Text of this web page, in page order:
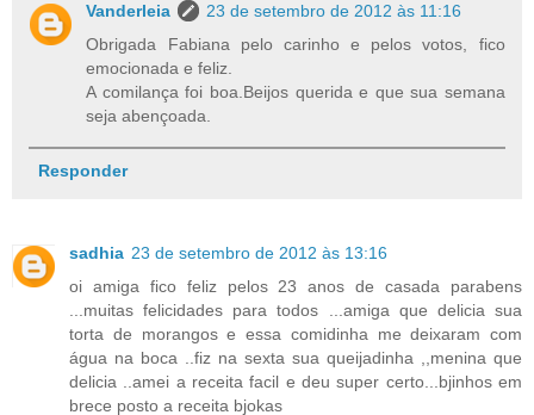
Vanderleia
23 de setembro de 2012 às 11:16
Obrigada Fabiana pelo carinho e pelos votos, fico
emocionada e feliz.
A comilança foi boa.Beijos querida e que sua semana
seja abençoada.
Responder
sadhia 23 de setembro de 2012 às 13:16
oi amiga fico feliz pelos 23 anos de casada parabens
...muitas felicidades para todos ...amiga que delicia sua
torta de morangos e essa comidinha me deixaram com
água na boca ..fiz na sexta sua queijadinha ,,menina que
delicia ..amei a receita facil e deu super certo...bjinhos em
brece posto a receita bjokas